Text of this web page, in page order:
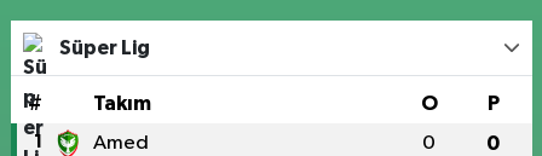
Süper Lig
# Takım O P
1 Amed 0 0